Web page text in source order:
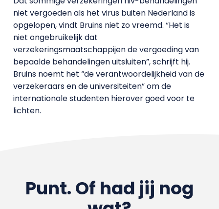
niet vergoeden als het virus buiten Nederland is
opgelopen, vindt Bruins niet zo vreemd. “Het is
niet ongebruikelijk dat
verzekeringsmaatschappijen de vergoeding van
bepaalde behandelingen uitsluiten”, schrijft hij.
Bruins noemt het “de verantwoordelijkheid van de
verzekeraars en de universiteiten” om de
internationale studenten hierover goed voor te
lichten.
Punt. Of had jij nog